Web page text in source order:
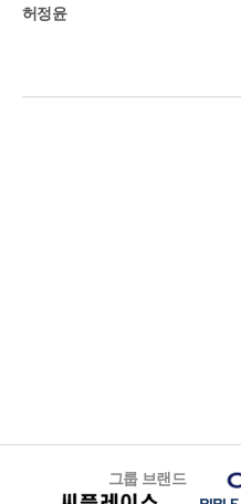
허정윤
그룹 브랜드